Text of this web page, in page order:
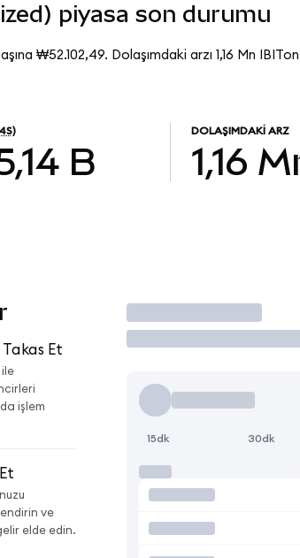
piyasa son durumu
₩52.102,49. Dolaşımdaki arzı 1,16 Mn
B
DOLAŞIMDAKI ARZ
1,16
Takas Et
ile
işlem
ve
elde edin.
İşlem Yap
15dk 30dk